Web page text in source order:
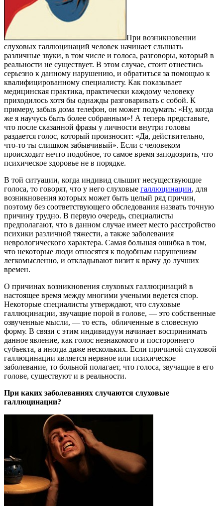
При возникновении
слуховых галлюцинаций человек начинает слышать
различные звуки, в том числе и голоса, разговоры, который в
реальности не существует. В этом случае, стоит отнестись
серьезно к данному нарушению, и обратиться за помощью к
квалифицированному специалисту. Как показывает
медицинская практика, практически каждому человеку
приходилось хотя бы однажды разговаривать с собой. К
примеру, забыв дома телефон, он может подумать: «Ну, когда
же я научусь быть более собранным»! А теперь представьте,
что после сказанной фразы у личности внутри головы
раздается голос, который произносит: «Да, действительно,
что-то ты слишком забывчивый». Если с человеком
происходит нечто подобное, то самое время заподозрить, что
психическое здоровье не в порядке.
В той ситуации, когда индивид слышит несуществующие
голоса, то говорят, что у него слуховые галлюцинации, для
возникновения которых может быть целый ряд причин,
поэтому без соответствующего обследования назвать точную
причину трудно. В первую очередь, специалисты
предполагают, что в данном случае имеет место расстройство
психики различной тяжести, а также заболевания
неврологического характера. Самая большая ошибка в том,
что некоторые люди относятся к подобным нарушениям
легкомысленно, и откладывают визит к врачу до лучших
времен.
О причинах возникновения слуховых галлюцинаций в
настоящее время между многими учеными ведется спор.
Некоторые специалисты утверждают, что слуховые
галлюцинации, звучащие порой в голове, — это собственные
озвученные мысли, — то есть, обличенные в словесную
форму. В связи с этим индивидуум начинает воспринимать
данное явление, как голос незнакомого и постороннего
субъекта, а иногда даже нескольких. Если причиной слуховой
галлюцинации является нервное или психическое
заболевание, то больной полагает, что голоса, звучащие в его
голове, существуют и в реальности.
При каких заболеваниях случаются слуховые
галлюцинации?